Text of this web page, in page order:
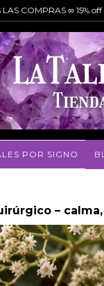
COMPRAS ∞ 15%
POR SIGNO
–